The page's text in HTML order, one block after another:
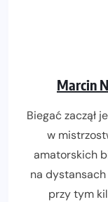
Marcin
Biegać zaczął
w
amatorskich
na
przy tym